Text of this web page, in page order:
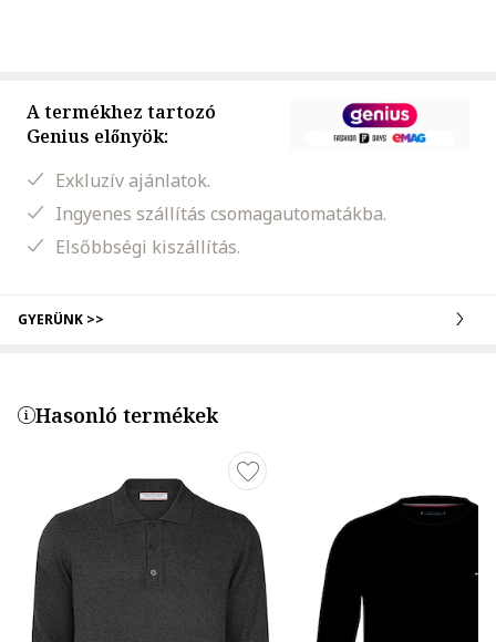
A termékhez tartozó
Genius előnyök:
Exkluzív ajánlatok.
Ingyenes szállítás csomagautomatákba.
Elsőbbségi kiszállítás.
GYERÜNK >>
Hasonló termékek